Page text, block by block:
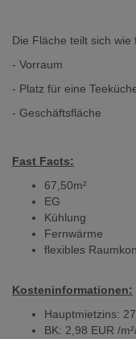
Die Fläche teilt sich wie
- Vorraum
- Platz für eine
- Geschäftsfläche
Fast Facts:
67,50m²
EG
Kühlung
Fernwärme
flexibles
Kosteninformationen:
Hauptmietzins:
BK: 2,98 EUR /